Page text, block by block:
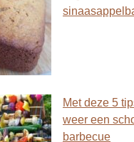
Met deze 5
weer een
barbecue